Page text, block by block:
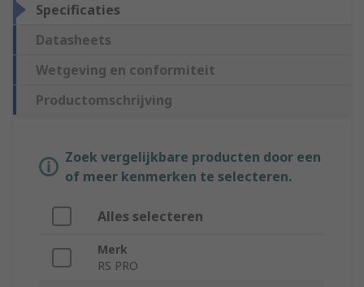
Specificaties
Datasheets
Wetgeving en conformiteit
Productomschrijving
Zoek vergelijkbare producten door een
of meer kenmerken te selecteren.
Alles selecteren
Merk
RS PRO